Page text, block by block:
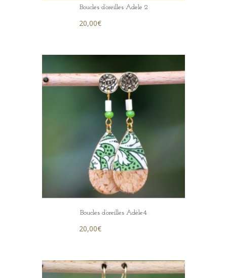
Boucles d’oreilles Adele 2
20,00€
Boucles d’oreilles Adèle4
20,00€